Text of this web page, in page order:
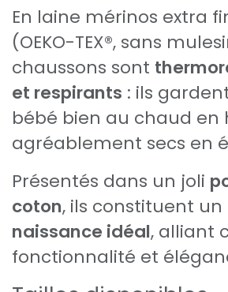
En laine mérinos extra
(OEKO-TEX®, sans
chaussons sont
et respirants : ils
bébé bien au chaud en
agréablement secs en
Présentés dans un joli
coton, ils constituent un
naissance idéal, alliant
fonctionnalité et